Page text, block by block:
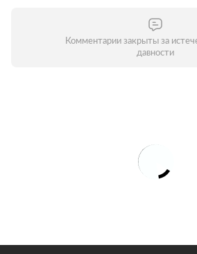
Комментарии закрыты за
давности